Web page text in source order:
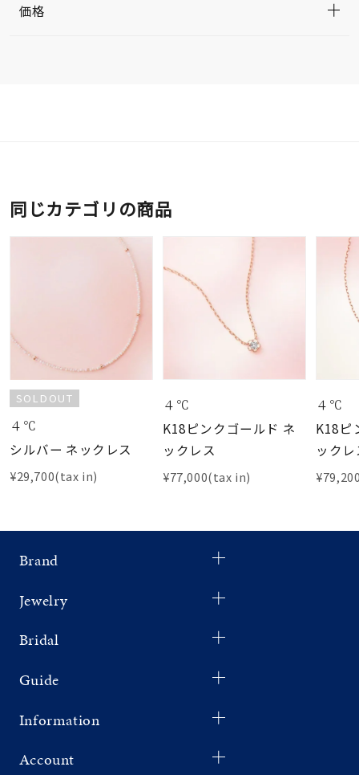
価格
同じカテゴリの商品
SOLDOUT
４℃
シルバー ネックレス
¥29,700(tax in)
４℃
K18ピンクゴールド ネ
ックレス
¥77,000(tax in)
４℃
K18ピ
ック
Brand
Jewelry
Bridal
Guide
Information
Account